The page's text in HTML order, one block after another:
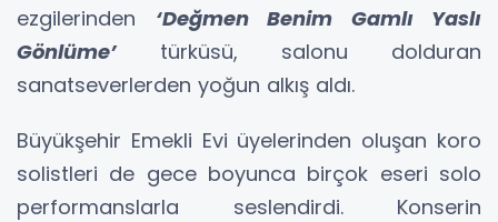
ezgilerinden ‘Değmen Benim Gamlı Yaslı
Gönlüme’türküsü, salonu dolduran
sanatseverlerden yoğun alkış aldı.
Büyükşehir Emekli Evi üyelerinden oluşan koro
solistleri de gece boyunca birçok eseri solo
performanslarla seslendirdi. Konserin